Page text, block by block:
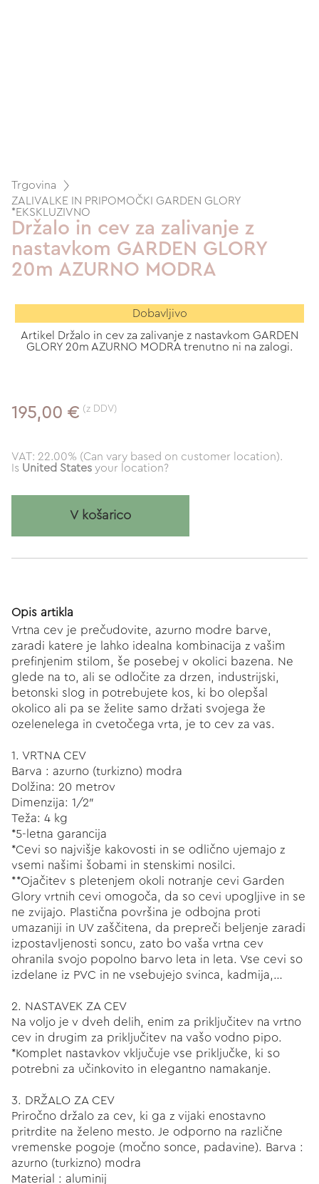
Trgovina
ZALIVALKE IN PRIPOMOČKI GARDEN GLORY
*EKSKLUZIVNO
Držalo in cev za zalivanje z
nastavkom GARDEN GLORY
20m AZURNO MODRA
Dobavljivo
Artikel Držalo in cev za zalivanje z nastavkom GARDEN
GLORY 20m AZURNO MODRA trenutno ni na zalogi.
195,00 € (z DDV)
VAT: 22.00% (Can vary based on customer location).
Is United States your location?
V košarico
Opis artikla
Vrtna cev je prečudovite, azurno modre barve,
zaradi katere je lahko idealna kombinacija z vašim
prefinjenim stilom, še posebej v okolici bazena. Ne
glede na to, ali se odločite za drzen, industrijski,
betonski slog in potrebujete kos, ki bo olepšal
okolico ali pa se želite samo držati svojega že
ozelenelega in cvetočega vrta, je to cev za vas.
1. VRTNA CEV
Barva : azurno (turkizno) modra
Dolžina: 20 metrov
Dimenzija: 1/2″
Teža: 4 kg
*5-letna garancija
*Cevi so najvišje kakovosti in se odlično ujemajo z
vsemi našimi šobami in stenskimi nosilci.
**Ojačitev s pletenjem okoli notranje cevi Garden
Glory vrtnih cevi omogoča, da so cevi upogljive in se
ne zvijajo. Plastična površina je odbojna proti
umazaniji in UV zaščitena, da prepreči beljenje zaradi
izpostavljenosti soncu, zato bo vaša vrtna cev
ohranila svojo popolno barvo leta in leta. Vse cevi so
izdelane iz PVC in ne vsebujejo svinca, kadmija,…
2. NASTAVEK ZA CEV
Na voljo je v dveh delih, enim za priključitev na vrtno
cev in drugim za priključitev na vašo vodno pipo.
*Komplet nastavkov vključuje vse priključke, ki so
potrebni za učinkovito in elegantno namakanje.
3. DRŽALO ZA CEV
Priročno držalo za cev, ki ga z vijaki enostavno
pritrdite na želeno mesto. Je odporno na različne
vremenske pogoje (močno sonce, padavine). Barva :
azurno (turkizno) modra
Material : aluminij